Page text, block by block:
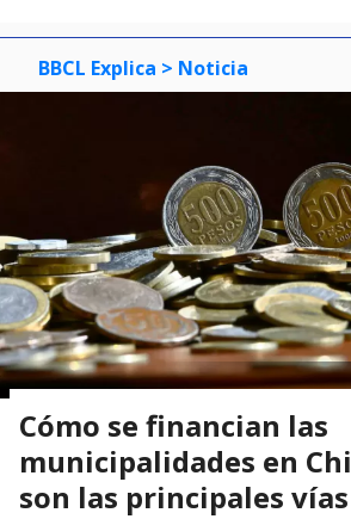
BBCL Explica > Noticia
Cómo se financian las
municipalidades en
son las principales